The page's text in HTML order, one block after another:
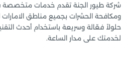
شركة طيور الجنة تقدم خدمات
ومكافحة الحشرات بجميع مناطق
حلولاً فعّالة وسريعة باستخدام أحدث
لخدمتك على مدار الساعة.